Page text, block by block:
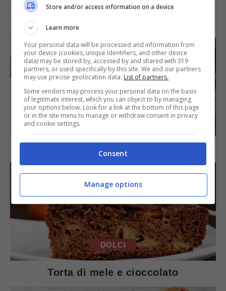
SECONDI PIATTI
DOLCI
Torta di mele e cioccolato
Store and/or access information on a device
Learn more
Your personal data will be processed and information from
your device (cookies, unique identifiers, and other device
data) may be stored by, accessed by and shared with 319
partners, or used specifically by this site. We and our partners
may use precise geolocation data. List of partners.
Some vendors may process your personal data on the basis
of legitimate interest, which you can object to by managing
your options below. Look for a link at the bottom of this page
or in the site menu to manage or withdraw consent in privacy
and cookie settings.
Consent
Manage options